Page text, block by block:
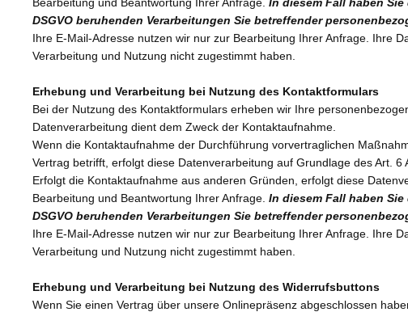
DSGVO beruhenden Verarbeitungen Sie betreffender
Ihre E-Mail-Adresse nutzen wir nur zur Bearbeitung Ihrer Anfrage. Ihre
Verarbeitung und Nutzung nicht zugestimmt haben.
Erhebung und Verarbeitung bei Nutzung des Kontaktformulars
Bei der Nutzung des Kontaktformulars erheben wir Ihre
Datenverarbeitung dient dem Zweck der Kontaktaufnahme.
Wenn die Kontaktaufnahme der Durchführung vorvertraglichen
Vertrag betrifft, erfolgt diese Datenverarbeitung auf Grundlage des Art. 6
Erfolgt die Kontaktaufnahme aus anderen Gründen, erfolgt diese
Bearbeitung und Beantwortung Ihrer Anfrage. In diesem Fall haben
DSGVO beruhenden Verarbeitungen Sie betreffender
Ihre E-Mail-Adresse nutzen wir nur zur Bearbeitung Ihrer Anfrage. Ihre
Verarbeitung und Nutzung nicht zugestimmt haben.
Erhebung und Verarbeitung bei Nutzung des Widerrufsbuttons
Wenn Sie einen Vertrag über unsere Onlinepräsenz abgeschlossen